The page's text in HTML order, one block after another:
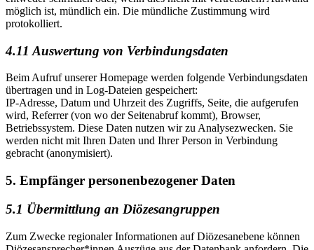
möglich ist, mündlich ein. Die mündliche Zustimmung wird
protokolliert.
4.11 Auswertung von Verbindungsdaten
Beim Aufruf unserer Homepage werden folgende Verbindungsdaten
übertragen und in Log-Dateien gespeichert:
IP-Adresse, Datum und Uhrzeit des Zugriffs, Seite, die aufgerufen
wird, Referrer (von wo der Seitenabruf kommt), Browser,
Betriebssystem. Diese Daten nutzen wir zu Analysezwecken. Sie
werden nicht mit Ihren Daten und Ihrer Person in Verbindung
gebracht (anonymisiert).
5. Empfänger personenbezogener Daten
5.1 Übermittlung an Diözesangruppen
Zum Zwecke regionaler Informationen auf Diözesanebene können